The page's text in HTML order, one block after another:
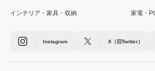
インテリア・家具・収納 家電・
Instagram X（旧Twitter）